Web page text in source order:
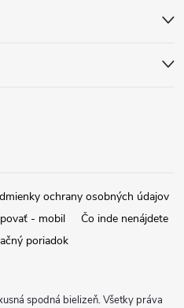
ochrany osobných údajov
- mobil
Čo inde nenájdete
poriadok
spodná bielizeň. Všetky práva